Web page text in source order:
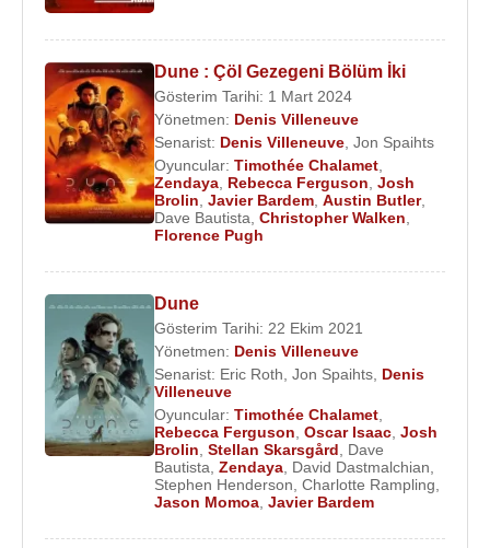
Filmi)
2012 -Woody Allen: A Documentary (Kendisi)
(Sinema Filmi)
2012 - Suç Çetesi (John O' Mara) (Sinema Filmi)
2012 - Siyah Giyen Adamlar 3 (Genç Ajan K)
(Sinema Filmi)
2012 - Radioman (Himself) (Sinema Filmi)
2010 - İz Peşinde (Tom Chaney) (Sinema Filmi)
2010 - Uzun Boylu Esmer Adam (Roy) (Sinema
(TV Filmi)
2010 - Jonah Hex (Jonah Hex) (Sinema Filmi)
2010 - Borsa: Para Asla Uyumaz (Bretton James)
(Sinema Filmi)
2009 - Women in Trouble (Nick Chapel) (Sinema
Filmi)
2009 - The People Speak (Kendisi) (Sinema Filmi)
2009 - 81st Annual Academy Awards (Kendisi) (TV
Dune : Çöl Gezegeni Bölüm İki
Gösterim Tarihi: 1 Mart 2024
Yönetmen: Denis Villeneuve
Senarist: Denis Villeneuve, Jon Spaihts
Oyuncular: Timothée Chalamet,
Zendaya, Rebecca Ferguson, Josh
Brolin, Javier Bardem, Austin Butler,
Dave Bautista, Christopher Walken,
Florence Pugh
Dune
Gösterim Tarihi: 22 Ekim 2021
Yönetmen: Denis Villeneuve
Senarist: Eric Roth, Jon Spaihts, Denis
Villeneuve
Oyuncular: Timothée Chalamet,
Rebecca Ferguson, Oscar Isaac, Josh
Brolin, Stellan Skarsgård, Dave
Bautista, Zendaya, David Dastmalchian,
Stephen Henderson, Charlotte Rampling,
Jason Momoa, Javier Bardem